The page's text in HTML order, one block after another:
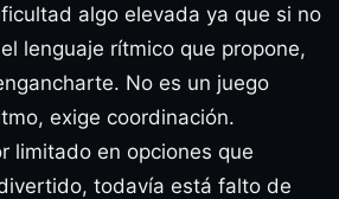
algo elevada ya que si no
el lenguaje rítmico que propone,
No es un juego
exige coordinación.
limitado en opciones que
todavía está falto de